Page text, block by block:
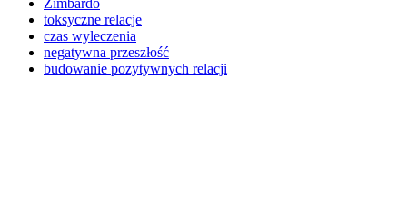
toksyczne relacje
czas wyleczenia
negatywna przeszłość
budowanie pozytywnych relacji